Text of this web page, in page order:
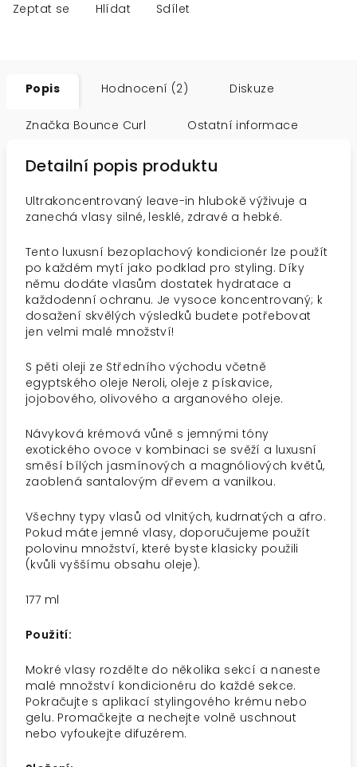
Zeptat se Hlídat Sdílet
Popis Hodnocení (2) Diskuze
Značka Bounce Curl Ostatní informace
Detailní popis produktu
Ultrakoncentrovaný leave-in hlubokě výživuje a
zanechá vlasy silné, lesklé, zdravé a hebké.
Tento luxusní bezoplachový kondicionér lze použít
po každém mytí jako podklad pro styling. Díky
němu dodáte vlasům dostatek hydratace a
každodenní ochranu. Je vysoce koncentrovaný; k
dosažení skvělých výsledků budete potřebovat
jen velmi malé množství!
S pěti oleji ze Středního východu včetně
egyptského oleje Neroli, oleje z pískavice,
jojobového, olivového a arganového oleje.
Návyková krémová vůně s jemnými tóny
exotického ovoce v kombinaci se svěží a luxusní
směsí bílých jasmínových a magnóliových květů,
zaoblená santalovým dřevem a vanilkou.
Všechny typy vlasů od vlnitých, kudrnatých a afro.
Pokud máte jemné vlasy, doporučujeme použít
polovinu množství, které byste klasicky použili
(kvůli vyššímu obsahu oleje).
177 ml
Použití:
Mokré vlasy rozdělte do několika sekcí a naneste
malé množství kondicionéru do každé sekce.
Pokračujte s aplikací stylingového krému nebo
gelu. Promačkejte a nechejte volně uschnout
nebo vyfoukejte difuzérem.